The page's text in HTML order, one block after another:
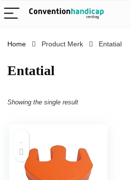
Home Product Merk ‎Entatial
‎Entatial
Showing the single result